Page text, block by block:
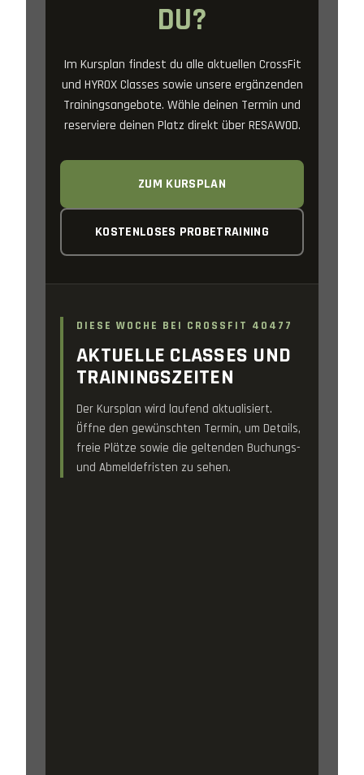
DU?
Im Kursplan findest du alle aktuellen CrossFit
und HYROX Classes sowie unsere ergänzenden
Trainingsangebote. Wähle deinen Termin und
reserviere deinen Platz direkt über RESAWOD.
ZUM KURSPLAN
KOSTENLOSES PROBETRAINING
DIESE WOCHE BEI CROSSFIT 40477
AKTUELLE CLASSES UND
TRAININGSZEITEN
Der Kursplan wird laufend aktualisiert.
Öffne den gewünschten Termin, um Details,
freie Plätze sowie die geltenden Buchungs-
und Abmeldefristen zu sehen.